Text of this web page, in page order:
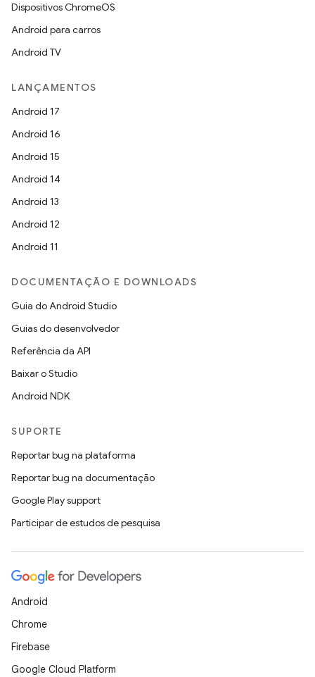
Dispositivos ChromeOS
Android para carros
Android TV
LANÇAMENTOS
Android 17
Android 16
Android 15
Android 14
Android 13
Android 12
Android 11
DOCUMENTAÇÃO E DOWNLOADS
Guia do Android Studio
Guias do desenvolvedor
Referência da API
Baixar o Studio
Android NDK
SUPORTE
Reportar bug na plataforma
Reportar bug na documentação
Google Play support
Participar de estudos de pesquisa
Android
Chrome
Firebase
Google Cloud Platform